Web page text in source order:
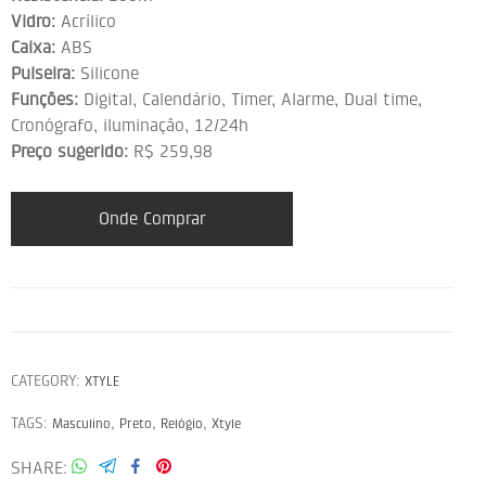
Vidro: Acrílico
Caixa: ABS
Pulseira: Silicone
Funções: Digital, Calendário, Timer, Alarme, Dual time,
Cronógrafo, iluminação, 12/24h
Preço sugerido: R$ 259,98
Onde Comprar
CATEGORY: XTYLE
TAGS: Masculino, Preto, Relógio, Xtyle
SHARE